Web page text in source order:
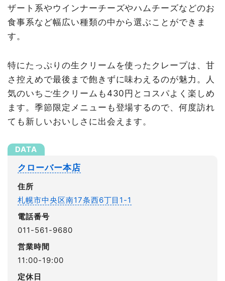
ザート系やウインナーチーズやハムチーズなどのお
食事系など幅広い種類の中から選ぶことができま
す。
特にたっぷりの生クリームを使ったクレープは、甘
さ控えめで最後まで飽きずに味わえるのが魅力。人
気のいちご生クリームも430円とコスパよく楽しめ
ます。季節限定メニューも登場するので、何度訪れ
ても新しいおいしさに出会えます。
クローバー本店
住所
札幌市中央区南17条西6丁目1-1
電話番号
011-561-9680
営業時間
11:00-19:00
定休日